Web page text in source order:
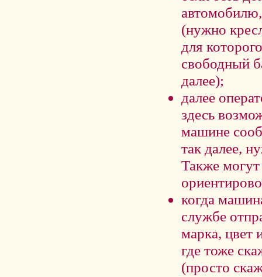
(нужно
для
свободный
далее);
далее
здесь
машине
так далее,
Также могут
когда
службе
марка, цвет
где тоже
(просто